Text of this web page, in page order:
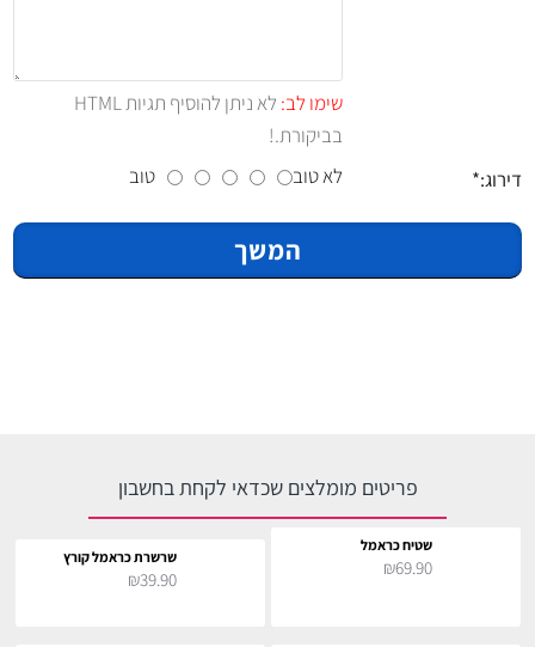
שימו לב:
לא ניתן להוסיף תגיות HTML
בביקורת.!
דירוג:
לא טוב טוב
המשך
פריטים מומלצים שכדאי לקחת בחשבון
שטיח כראמל
₪69.90 שרשרת כראמל קורץ
₪39.90